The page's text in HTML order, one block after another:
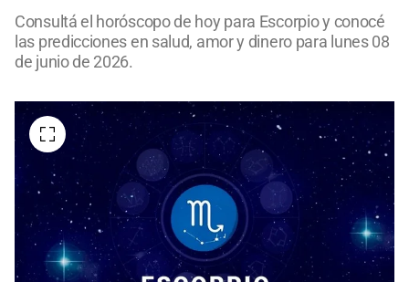
Consultá el horóscopo de hoy para Escorpio y conocé
las predicciones en salud, amor y dinero para lunes 08
de junio de 2026.